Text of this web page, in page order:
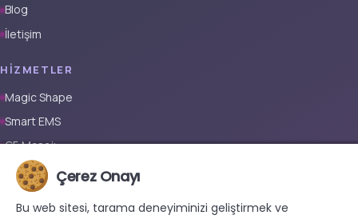
Blog
İletişim
HIZMETLER
Magic Shape
Smart EMS
G5 Masajı
Tüm Vücut Epilasyon (Erkek)
Tüm Vücut Epilasyon (Kadın)
Çerez Onayı
Bu web sitesi, tarama deneyiminizi geliştirmek ve